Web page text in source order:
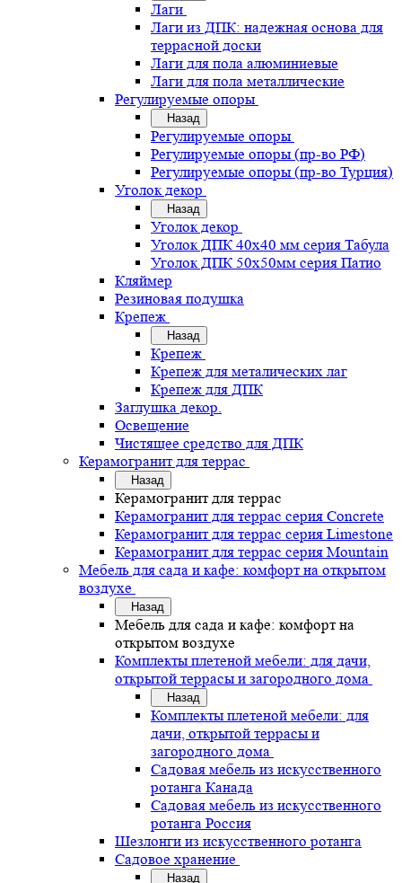
Лаги
Лаги из ДПК: надежная основа для
террасной доски
Лаги для пола алюминиевые
Лаги для пола металлические
Регулируемые опоры
Назад
Регулируемые опоры
Регулируемые опоры (пр-во РФ)
Регулируемые опоры (пр-во Турция)
Уголок декор
Назад
Уголок декор
Уголок ДПК 40х40 мм серия Табула
Уголок ДПК 50х50мм серия Патио
Кляймер
Резиновая подушка
Крепеж
Назад
Крепеж
Крепеж для металических лаг
Крепеж для ДПК
Заглушка декор.
Освещение
Чистящее средство для ДПК
Керамогранит для террас
Назад
Керамогранит для террас
Керамогранит для террас серия Concrete
Керамогранит для террас серия Limestone
Керамогранит для террас серия Mountain
Мебель для сада и кафе: комфорт на открытом
воздухе
Назад
Мебель для сада и кафе: комфорт на
открытом воздухе
Комплекты плетеной мебели: для дачи,
открытой террасы и загородного дома
Назад
Комплекты плетеной мебели: для
дачи, открытой террасы и
загородного дома
Садовая мебель из искусственного
ротанга Канада
Садовая мебель из искусственного
ротанга Россия
Шезлонги из искусственного ротанга
Садовое хранение
Назад